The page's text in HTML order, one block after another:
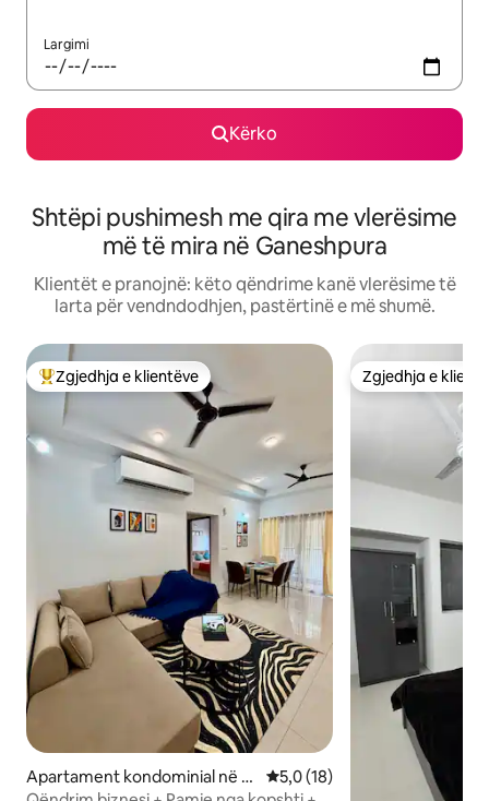
Largimi
Kërko
Shtëpi pushimesh me qira me vlerësime
më të mira në Ganeshpura
Klientët e pranojnë: këto qëndrime kanë vlerësime të
larta për vendndodhjen, pastërtinë e më shumë.
Më të mirat e zgjedhjeve të klientëve
Zgjedhja e klientëve
Apartament kondominial në G
Vlerësimi mesatar 5,0 nga 5,
5,0 (18)
Zgjedhja e
Zgjedhja e